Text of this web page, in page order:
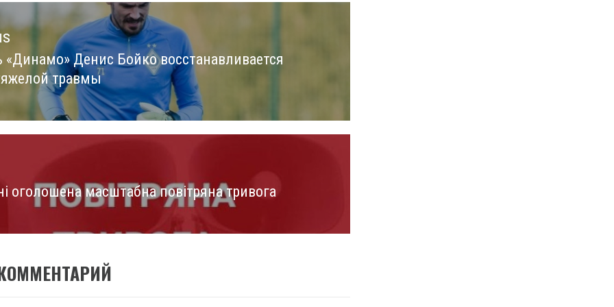
«Динамо» Денис Бойко восстанавливается
травмы
оголошена масштабна повітряна тривога